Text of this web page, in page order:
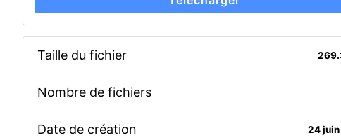
Taille du fichier
Nombre de fichiers
Date de création 24